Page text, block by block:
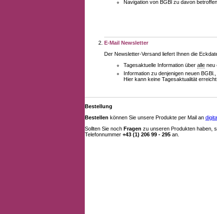
Navigation von BGBl zu davon
E-Mail Newsletter
Der Newsletter-Versand liefert Ihnen die
Tagesaktuelle Information über alle neu
Information zu denjenigen neuen
Hier kann keine Tagesaktualität
Bestellung
Bestellen können Sie unsere Produkte per Mail an
Sollten Sie noch Fragen zu unseren Produkten haben,
Telefonnummer +43 (1) 206 99 - 295 an.